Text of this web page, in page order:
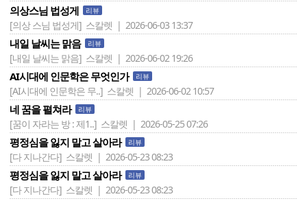
의상스님 법성게 리뷰
[의상 스님 법성게] 스칼렛 | 2026-06-03 13:37
내일 날씨는 맑음 리뷰
[내일 날씨는 맑음] 스칼렛 | 2026-06-02 19:26
AI시대에 인문학은 무엇인가 리뷰
[AI시대에 인문학은 무..] 스칼렛 | 2026-06-02 10:57
네 꿈을 펼쳐라 리뷰
[꿈이 자라는 방 : 제1..] 스칼렛 | 2026-05-25 07:26
평정심을 잃지 말고 살아라 리뷰
[다 지나간다] 스칼렛 | 2026-05-23 08:23
평정심을 잃지 말고 살아라 리뷰
[다 지나간다] 스칼렛 | 2026-05-23 08:23